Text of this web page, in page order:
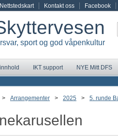
Nettstedskart Kontakt oss Facebook
sport og god våpenkultur
IKT support NYE Mitt DFS
> Arrangementer > 2025 > 5. runde